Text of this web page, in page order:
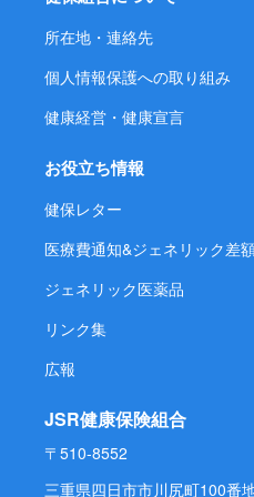
所在地・連絡先
個人情報保護への取り組み
健康経営・健康宣言
お役立ち情報
健保レター
医療費通知&ジェネリック差
ジェネリック医薬品
リンク集
広報
JSR健康保険組合
〒510-8552
三重県四日市市川尻町100番